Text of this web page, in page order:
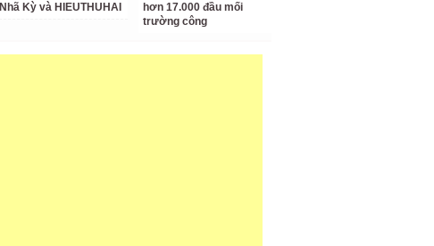
Nhã Kỳ và HIEUTHUHAI
hơn 17.000 đầu mối
trường công